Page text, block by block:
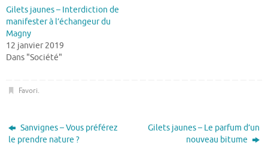
Gilets jaunes – Interdiction de
manifester à l’échangeur du
Magny
12 janvier 2019
Dans "Société"
Favori.
Sanvignes – Vous préférez
le prendre nature ?
Gilets jaunes – Le parfum d’un
nouveau bitume